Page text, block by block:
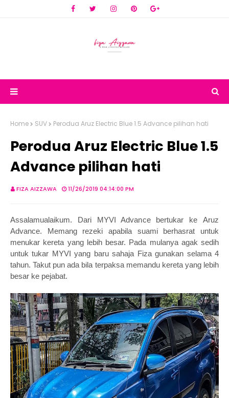
Home SUV Perodua Aruz Electric Blue 1.5 Advance pilihan hati
Perodua Aruz Electric Blue 1.5
Advance pilihan hati
FIZA AIZZAWA 11/26/2019 04:14:00 PM
Assalamualaikum. Dari MYVI Advance bertukar ke Aruz
Advance. Memang rezeki apabila suami berhasrat untuk
menukar kereta yang lebih besar. Pada mulanya agak sedih
untuk tukar MYVI yang baru sahaja Fiza gunakan selama 4
tahun. Takut pun ada bila terpaksa memandu kereta yang lebih
besar ke pejabat.